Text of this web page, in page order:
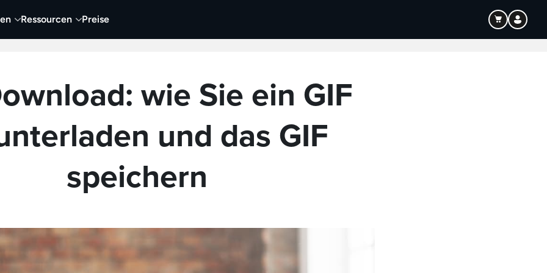
Ressourcen Preise
Video Visueller Content
wie Sie ein GIF
und das GIF
speichern